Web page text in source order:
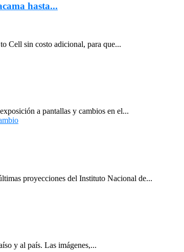
hasta...
Cell sin costo adicional, para que...
a pantallas y cambios en el...
proyecciones del Instituto Nacional de...
y al país. Las imágenes,...